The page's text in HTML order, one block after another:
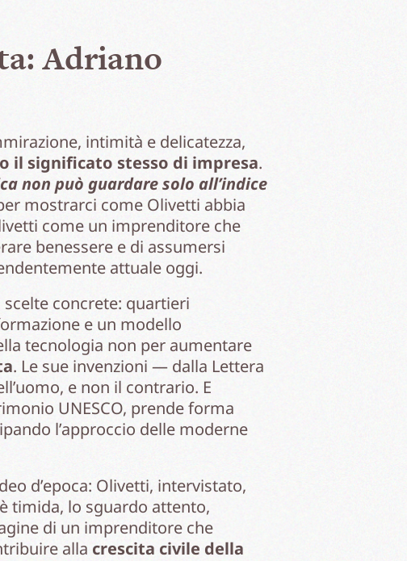
Adriano
intimità e delicatezza,
il significato stesso di impresa.
non può guardare solo all’indice
mostrarci come Olivetti abbia
come un imprenditore che
benessere e di assumersi
attuale oggi.
concrete: quartieri
e un modello
tecnologia non per aumentare
. Le sue invenzioni — dalla Lettera
e non il contrario. E
UNESCO, prende forma
l’approccio delle moderne
d’epoca: Olivetti, intervistato,
timida, lo sguardo attento,
di un imprenditore che
alla crescita civile della